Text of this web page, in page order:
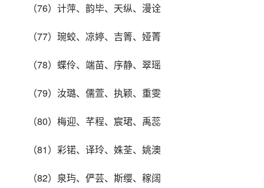
（76）计萍、韵毕、天纵、漫诠
（77）琬蛟、凉婷、吉箐、娅菁
（78）蝶伶、端苗、序静、翠瑶
（79）汝璐、儒萱、执颖、重雯
（80）梅迎、芊程、宸珺、禹蕊
（81）彩锘、译玲、姝荃、姚澳
（82）泉玙、俨芸、斯缨、稼阔